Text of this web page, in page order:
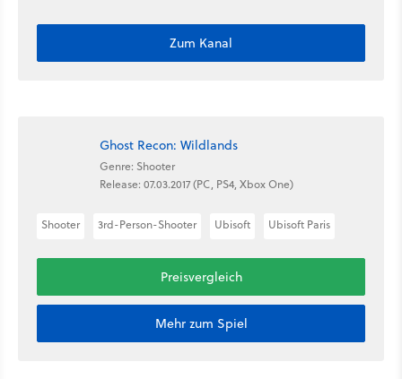
Zum Kanal
Ghost Recon: Wildlands
Genre: Shooter
Release: 07.03.2017 (PC, PS4, Xbox One)
Shooter 3rd-Person-Shooter Ubisoft Ubisoft Paris
Preisvergleich
Mehr zum Spiel